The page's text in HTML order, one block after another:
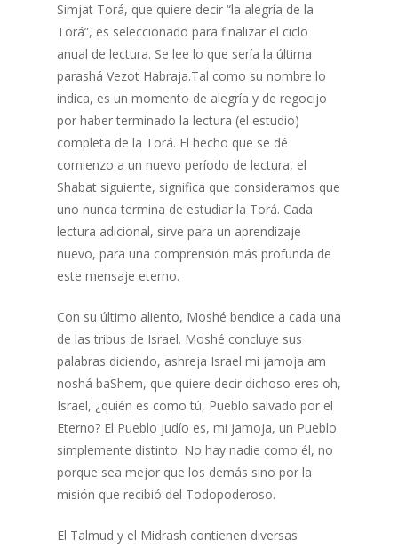
Simjat Torá, que quiere decir “la alegría de la
Torá”, es seleccionado para finalizar el ciclo
anual de lectura. Se lee lo que sería la última
parashá Vezot Habraja.Tal como su nombre lo
indica, es un momento de alegría y de regocijo
por haber terminado la lectura (el estudio)
completa de la Torá. El hecho que se dé
comienzo a un nuevo período de lectura, el
Shabat siguiente, significa que consideramos que
uno nunca termina de estudiar la Torá. Cada
lectura adicional, sirve para un aprendizaje
nuevo, para una comprensión más profunda de
este mensaje eterno.
Con su último aliento, Moshé bendice a cada una
de las tribus de Israel. Moshé concluye sus
palabras diciendo, ashreja Israel mi jamoja am
noshá baShem, que quiere decir dichoso eres oh,
Israel, ¿quién es como tú, Pueblo salvado por el
Eterno? El Pueblo judío es, mi jamoja, un Pueblo
simplemente distinto. No hay nadie como él, no
porque sea mejor que los demás sino por la
misión que recibió del Todopoderoso.
El Talmud y el Midrash contienen diversas